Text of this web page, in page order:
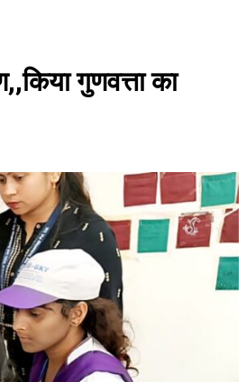
गुणवत्ता का